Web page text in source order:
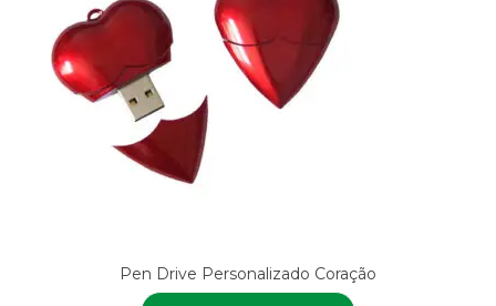
Pen Drive Personalizado Coração